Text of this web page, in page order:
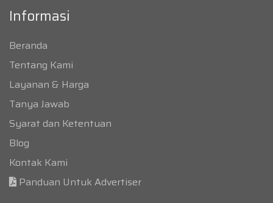
Informasi
Beranda
Tentang Kami
Layanan & Harga
Tanya Jawab
Syarat dan Ketentuan
Blog
Kontak Kami
Panduan Untuk Advertiser